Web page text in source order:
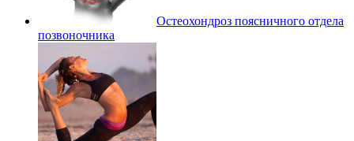
Остеохондроз поясничного отдела
позвоночника